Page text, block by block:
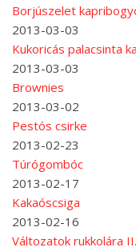
Borjúszelet
2013-03-03
Kukoricás palacsinta
2013-03-03
Brownies
2013-03-02
Pestós csirke
2013-02-23
Túrógombóc
2013-02-17
Kakaóscsiga
2013-02-16
Változatok rukkolára